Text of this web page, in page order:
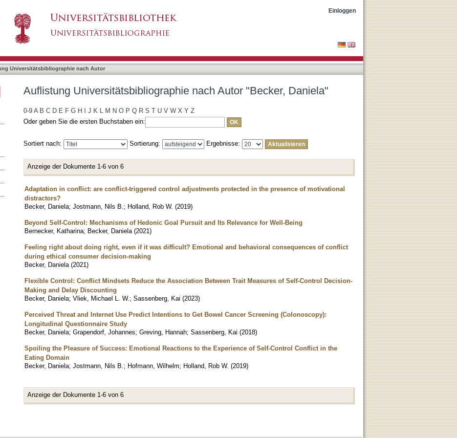
Einloggen
Universitätsbibliographie nach Autor
Auflistung Universitätsbibliographie nach Autor "Becker, Daniela"
0-9 A B C D E F G H J K L M N O P Q R S T U V W X Y Z
Oder geben Sie die ersten Buchstaben ein:
Sortiert nach: Sortierung: Ergebnisse:
Anzeige der Dokumente 1-6 von 6
Adaptation in conflict: are conflict-triggered control adjustments protected in the presence of motivational
distractors?
Becker, Daniela; Jostmann, Nils B. ; Holland, Rob W. (2019)
Beyond Self-Control: Mechanisms of Hedonic Goal Pursuit and Its Relevance for Well-Being
Bernecker, Katharina; Becker, Daniela (2021)
Feeling right about doing right, even if it was difficult? Emotional and behavioral consequences of conflict
during ethical consumer decision-making
Becker, Daniela (2021)
Flexible Control: Conflict Mindsets Reduce the Association Between Trait Measures of Self-Control Decision-
Making and Delay Discounting
Becker, Daniela; Vliek, Michael L. W. ; Sassenberg, Kai (2023)
Perceived Threat and Internet Use Predict Intentions to Get Bowel Cancer Screening (Colonoscopy):
Longitudinal Questionnaire Study
Becker, Daniela; Grapendorf, Johannes; Greving, Hannah; Sassenberg, Kai (2018)
Spoiling the Pleasure of Success: Emotional Reactions to the Experience of Self-Control Conflict in the
Eating Domain
Becker, Daniela; Jostmann, Nils B. ; Hofmann, Wilhelm; Holland, Rob W. (2019)
Anzeige der Dokumente 1-6 von 6